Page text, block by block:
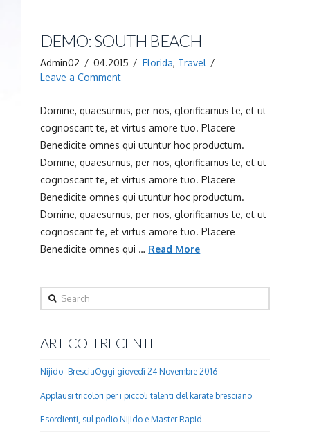
DEMO: SOUTH BEACH
Admin02 04.2015 Florida, Travel
Leave a Comment
Domine, quaesumus, per nos, glorificamus te, et ut
cognoscant te, et virtus amore tuo. Placere
Benedicite omnes qui utuntur hoc productum.
Domine, quaesumus, per nos, glorificamus te, et ut
cognoscant te, et virtus amore tuo. Placere
Benedicite omnes qui utuntur hoc productum.
Domine, quaesumus, per nos, glorificamus te, et ut
cognoscant te, et virtus amore tuo. Placere
Benedicite omnes qui … Read More
Search
ARTICOLI RECENTI
Nijido -BresciaOggi giovedì 24 Novembre 2016
Applausi tricolori per i piccoli talenti del karate bresciano
Esordienti, sul podio Nijido e Master Rapid